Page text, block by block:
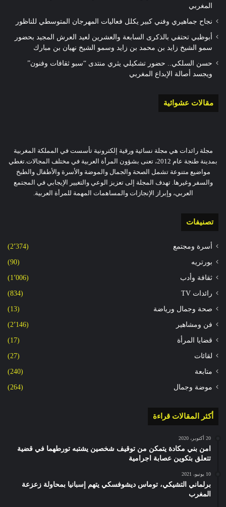
المغربي
نجاح جماهيري وفني كبير يكلل فعاليات المهرجان المتوسطي للناظور
أبوظبي تحتفي بالذكرى السابعة والعشرين لعيد العرش المجيد بحضور
سمو الشيخ زايد بن محمد بن زايد وسمو الشيخ نهيان بن مبارك
حسن السلكي.. حضور تشكيلي يثري منتدى “سبو ثقافات وفنون”
ويجسد أصالة الإبداع المغربي
مقالات عشوائية
مجلة رائدات هي مجلة نسائية ورقية إلكترونية تأسست في المملكة المغربية
بمدينة طنجة عام 2012، تعنى بشؤون المرأة العربية في مختلف المجالات.تغطي
مواضيع متنوعة تشمل الصحة والجمال والموضة والأسرة والأطفال والطبخ
والسفر وغيرها. تهدف المجلة إلى تعزيز الوعي والتغيير الإيجابي في المجتمع
العربي، وإبراز الإنجازات والمساهمات المهمة للمرأة العربية.
تصنيفات
أسرة ومجتمع (2٬374)
بورتريه (90)
ثقافة وأدب (1٬006)
رائدات TV (834)
صحة وجمال ورياضة (13)
فن ومشاهير (2٬146)
قضايا المرأة (17)
لقائات (27)
متابعة (240)
موضة وجمال (264)
أكثر المقالات قراءة
20 أكتوبر، 2020
امن بني مكادة يتمكن من توقيف شخصين يشتبه تورطهما في قضية
تتعلق بتكوين عصابة اجرامية
10 يونيو، 2021
برلماني التشيكي، توماس ديشوفسكي يتهم إسبانيا بمحاولة زعزعة
المغرب